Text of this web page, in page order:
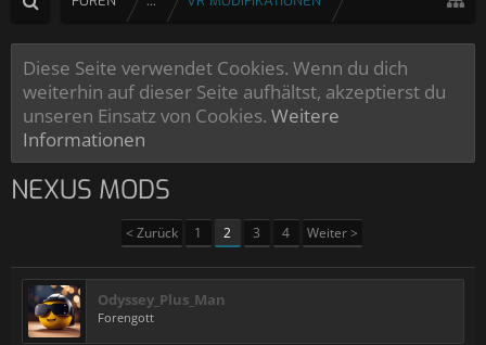
Diese Seite verwendet Cookies. Wenn du dich
weiterhin auf dieser Seite aufhältst, akzeptierst du
unseren Einsatz von Cookies. Weitere
Informationen
NEXUS MODS
< Zurück 1 2 3 4 Weiter >
Odyssey_Plus_Man
Forengott